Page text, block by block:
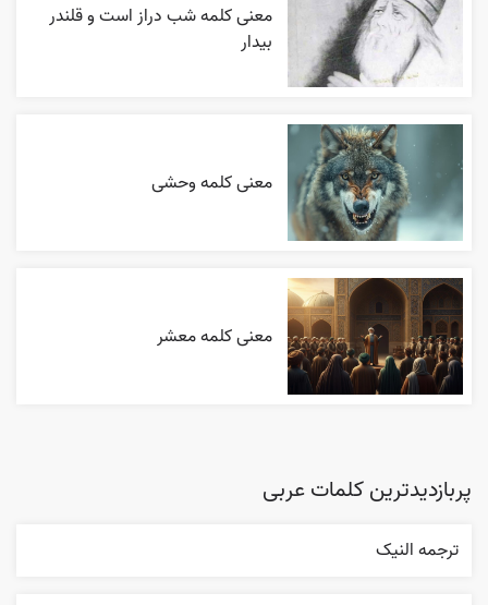
معنی کلمه شب دراز است و قلندر
بیدار
معنی کلمه وحشی
معنی کلمه معشر
پربازدیدترین کلمات عربی
ترجمه النیک